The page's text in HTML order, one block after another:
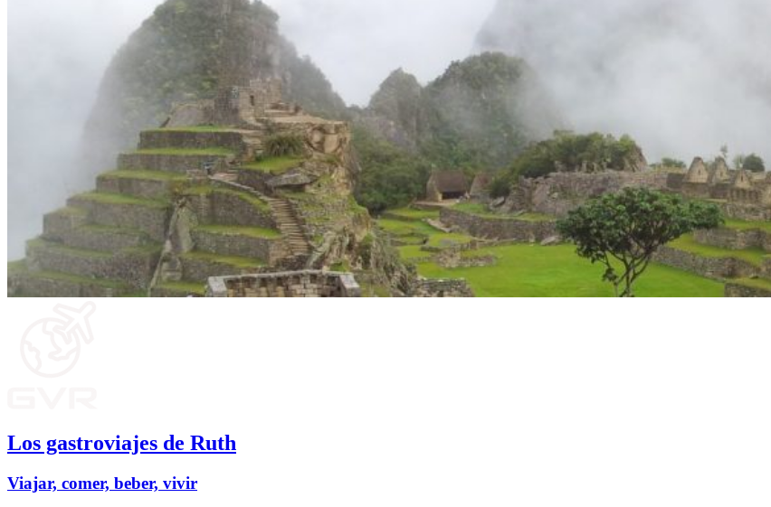
Los gastroviajes de Ruth
Viajar, comer, beber, vivir